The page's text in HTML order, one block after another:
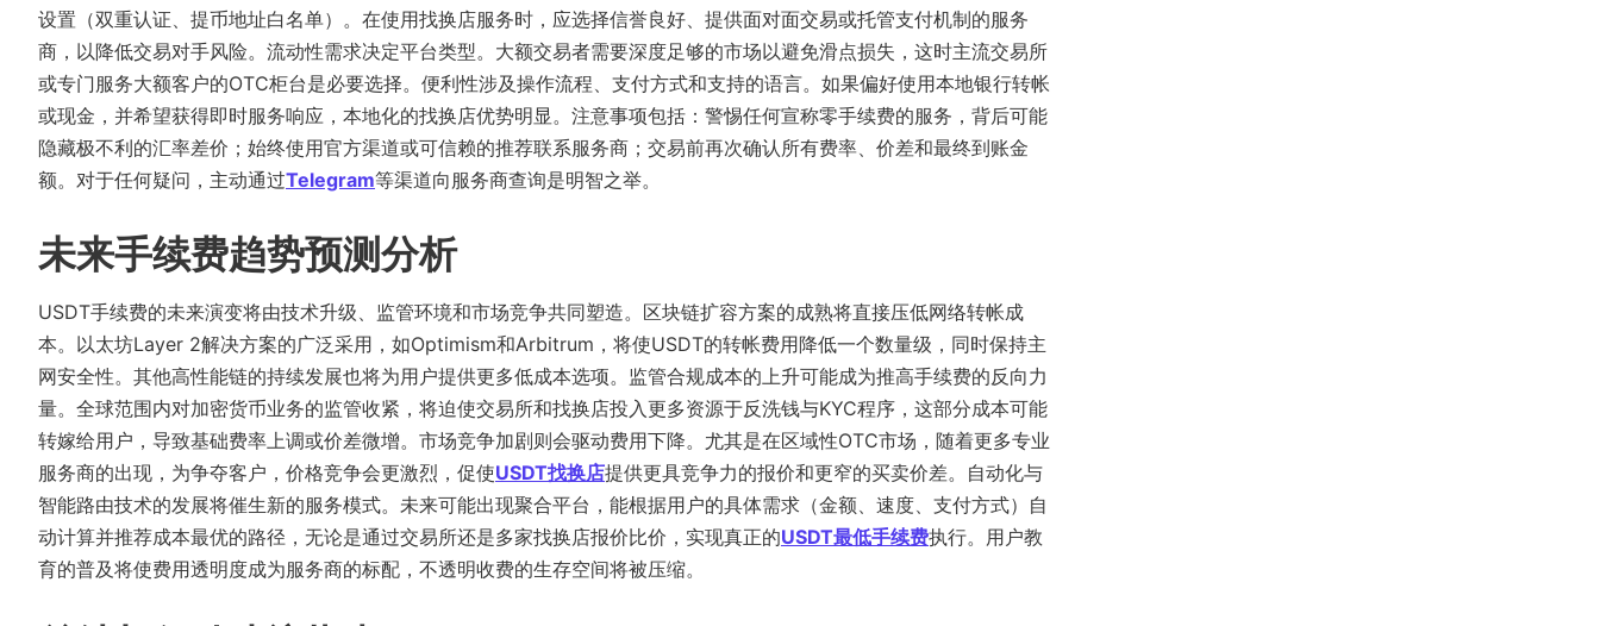
设置（双重认证、提币地址白名单）。在使用找换店服务时，应选择信誉良好、提供面对面交易或托管支付机制的服务
商，以降低交易对手风险。流动性需求决定平台类型。大额交易者需要深度足够的市场以避免滑点损失，这时主流交易所
或专门服务大额客户的OTC柜台是必要选择。便利性涉及操作流程、支付方式和支持的语言。如果偏好使用本地银行转帐
或现金，并希望获得即时服务响应，本地化的找换店优势明显。注意事项包括：警惕任何宣称零手续费的服务，背后可能
隐藏极不利的汇率差价；始终使用官方渠道或可信赖的推荐联系服务商；交易前再次确认所有费率、价差和最终到账金
额。对于任何疑问，主动通过Telegram等渠道向服务商查询是明智之举。
未来手续费趋势预测分析
USDT手续费的未来演变将由技术升级、监管环境和市场竞争共同塑造。区块链扩容方案的成熟将直接压低网络转帐成
本。以太坊Layer 2解决方案的广泛采用，如Optimism和Arbitrum，将使USDT的转帐费用降低一个数量级，同时保持主
网安全性。其他高性能链的持续发展也将为用户提供更多低成本选项。监管合规成本的上升可能成为推高手续费的反向力
量。全球范围内对加密货币业务的监管收紧，将迫使交易所和找换店投入更多资源于反洗钱与KYC程序，这部分成本可能
转嫁给用户，导致基础费率上调或价差微增。市场竞争加剧则会驱动费用下降。尤其是在区域性OTC市场，随着更多专业
服务商的出现，为争夺客户，价格竞争会更激烈，促使USDT找换店提供更具竞争力的报价和更窄的买卖价差。自动化与
智能路由技术的发展将催生新的服务模式。未来可能出现聚合平台，能根据用户的具体需求（金额、速度、支付方式）自
动计算并推荐成本最优的路径，无论是通过交易所还是多家找换店报价比价，实现真正的USDT最低手续费执行。用户教
育的普及将使费用透明度成为服务商的标配，不透明收费的生存空间将被压缩。